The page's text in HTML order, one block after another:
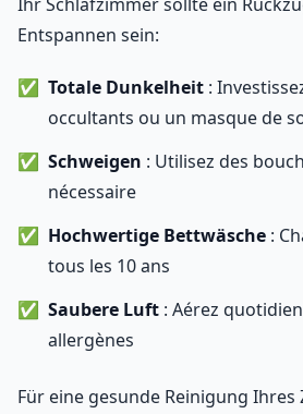
Entspannen sein:
Totale Dunkelheit :
occultants ou un masque de
Schweigen : Utilisez des
nécessaire
Hochwertige Bettwäsche :
tous les 10 ans
Saubere Luft : Aérez
allergènes
Für eine gesunde Reinigung